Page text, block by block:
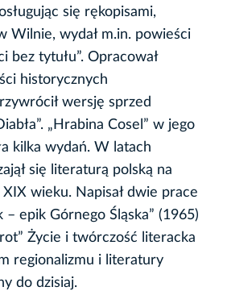
się rękopisami,
Wilnie, wydał m.in. powieści
bez tytułu”. Opracował
historycznych
wersję sprzed
„Hrabina Cosel” w jego
kilka wydań. W latach
się literaturą polską na
wieku. Napisał dwie prace
epik Górnego Śląska” (1965)
Życie i twórczość literacka
regionalizmu i literatury
do dzisiaj.